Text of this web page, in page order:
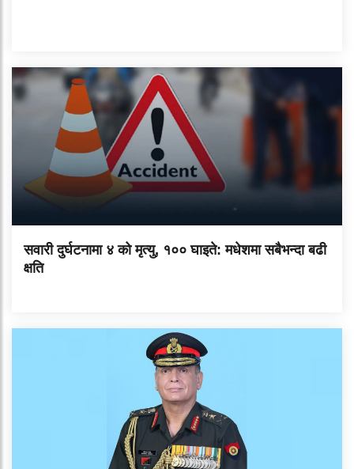
सवारी दुर्घटनामा ४ को मृत्यु, १०० घाइते: मधेशमा सबैभन्दा बढी
क्षति